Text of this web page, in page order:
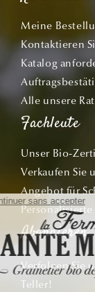
Meine
Kontaktieren
Katalog
Alle unsere
Fachleute
Unser Bio-
Verkaufen Sie
Angebot für
Personalisierte
Abonnieren
Verfolgen Sie
Teller!